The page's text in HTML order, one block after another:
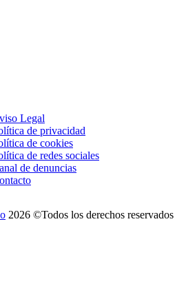
Legal
de privacidad
de cookies
de redes sociales
de denuncias
2026 ©Todos los derechos reservados